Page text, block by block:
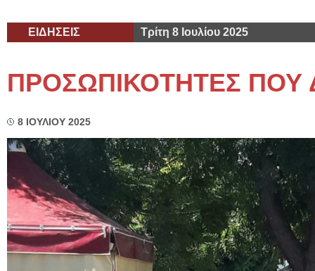
ΕΙΔΗΣΕΙΣ Τρίτη 8 Ιουλίου 2025
ΠΡΟΣΩΠΙΚΟΤΗΤΕΣ ΠΟΥ
8 ΙΟΥΛΙΟΥ 2025